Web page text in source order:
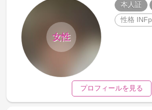
女性
本人証
性格 INFp
プロフィールを見る